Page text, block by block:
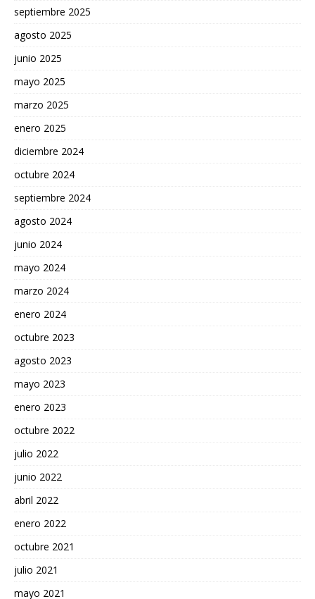
septiembre 2025
agosto 2025
junio 2025
mayo 2025
marzo 2025
enero 2025
diciembre 2024
octubre 2024
septiembre 2024
agosto 2024
junio 2024
mayo 2024
marzo 2024
enero 2024
octubre 2023
agosto 2023
mayo 2023
enero 2023
octubre 2022
julio 2022
junio 2022
abril 2022
enero 2022
octubre 2021
julio 2021
mayo 2021